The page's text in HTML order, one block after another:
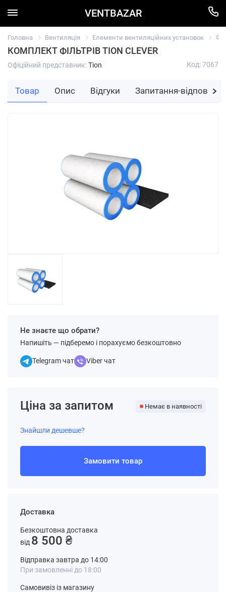
VENTBAZAR
Головна Вентиляція Елементи вентиляційних установок
КОМПЛЕКТ ФІЛЬТРІВ TION CLEVER
Офіційний представник:Tion Код: 7067
Не знаєте що обрати?
Напишіть — підберемо і порахуємо безкоштовно
Telegram чат Viber чат
Доставка
Безкоштовна доставка
від 8 500 ₴
Відправка завтра до 14:00
При замовленні до 18:00
Самовивіз із магазину
Ціна за запитом Немає в наявності
Знайшли дешевше?
Замовити товар
Товар Опис Відгуки Запитання-відповідь